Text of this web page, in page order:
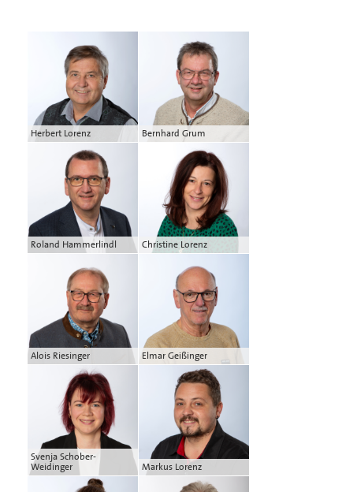
Herbert Lorenz Bernhard Grum
Roland Hammerlindl Christine Lorenz
Alois Riesinger Elmar Geißinger
Svenja Schober-
Weidinger
Markus Lorenz